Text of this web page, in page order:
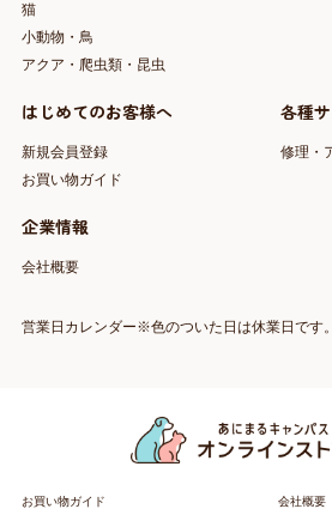
猫
小動物・鳥
アクア・爬虫類・昆虫
はじめてのお客様へ
新規会員登録
お買い物ガイド
各種
修理・
企業情報
会社概要
営業日カレンダー※色のついた日は休業日です。
お買い物ガイド 会社概要